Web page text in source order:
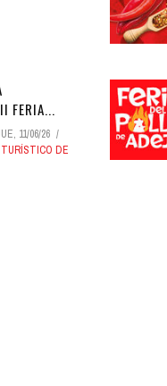
FERIA...
11/06/26
DE